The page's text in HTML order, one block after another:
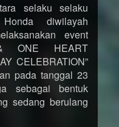
selaku selaku
diwilayah
event
ONE HEART
CELEBRATION”
pada tanggal 23
sebagai bentuk
sedang berulang